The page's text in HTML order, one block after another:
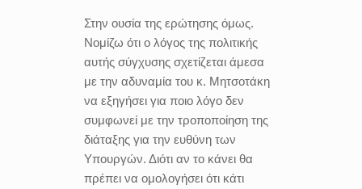
Στην ουσία της ερώτησης όμως.
Νομίζω ότι ο λόγος της πολιτικής
αυτής σύγχυσης σχετίζεται άμεσα
με την αδυναμία του κ. Μητσοτάκη
να εξηγήσει για ποιο λόγο δεν
συμφωνεί με την τροποποίηση της
διάταξης για την ευθύνη των
Υπουργών. Διότι αν το κάνει θα
πρέπει να ομολογήσει ότι κάτι